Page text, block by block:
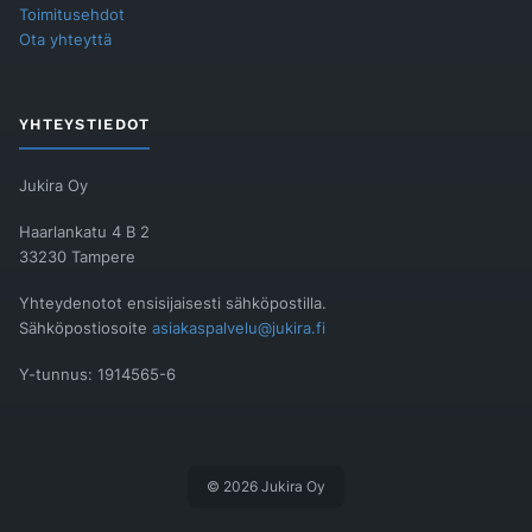
Toimitusehdot
Ota yhteyttä
YHTEYSTIEDOT
Jukira Oy
Haarlankatu 4 B 2
33230 Tampere
Yhteydenotot ensisijaisesti sähköpostilla.
Sähköpostiosoite asiakaspalvelu@jukira.fi
Y-tunnus: 1914565-6
© 2026 Jukira Oy